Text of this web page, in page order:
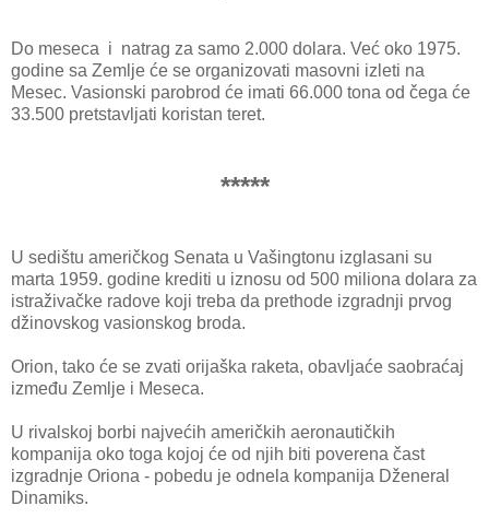
Do meseca i natrag za samo 2.000 dolara. Već oko 1975.
godine sa Zemlje će se organizovati masovni izleti na
Mesec. Vasionski parobrod će imati 66.000 tona od čega će
33.500 pretstavljati koristan teret.
*****
U sedištu američkog Senata u Vašingtonu izglasani su
marta 1959. godine krediti u iznosu od 500 miliona dolara za
istraživačke radove koji treba da prethode izgradnji prvog
džinovskog vasionskog broda.
Orion, tako će se zvati orijaška raketa, obavljaće saobraćaj
između Zemlje i Meseca.
U rivalskoj borbi najvećih američkih aeronautičkih
kompanija oko toga kojoj će od njih biti poverena čast
izgradnje Oriona - pobedu je odnela kompanija Dženeral
Dinamiks.